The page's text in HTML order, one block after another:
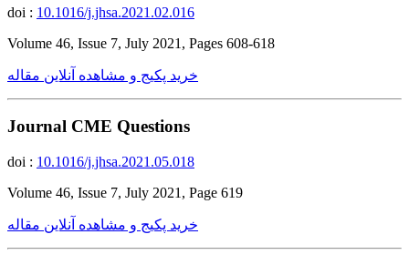
doi : 10.1016/j.jhsa.2021.02.016
Volume 46, Issue 7, July 2021, Pages 608-618
خرید پکیج و مشاهده آنلاین مقاله
Journal CME Questions
doi : 10.1016/j.jhsa.2021.05.018
Volume 46, Issue 7, July 2021, Page 619
خرید پکیج و مشاهده آنلاین مقاله